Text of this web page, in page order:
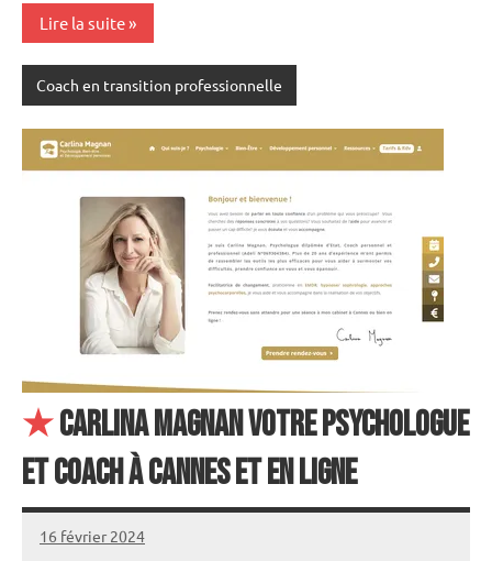
Lire la suite
Coach en transition professionnelle
★Carlina Magnan Votre Psychologue
et Coach à Cannes et en ligne
16 février 2024
annuairecoaching